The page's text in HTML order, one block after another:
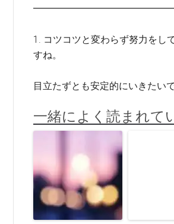
1. コツコツと変わらず努力をし
すね。
目立たずとも安定的にいきたいで
一緒によく読まれて